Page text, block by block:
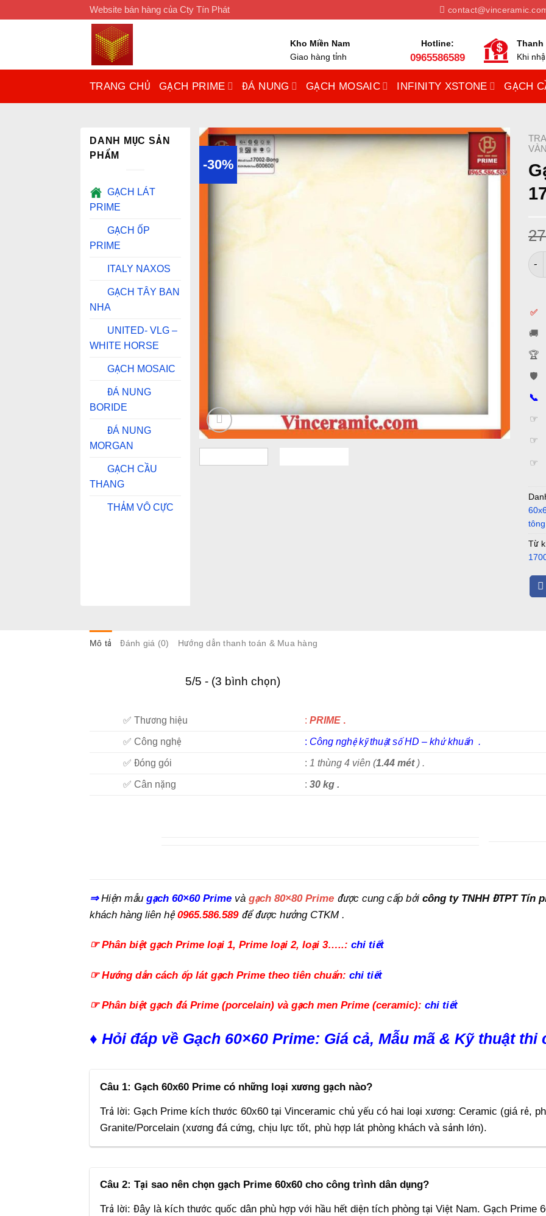
Website bán hàng của Cty Tín Phát
Kho Miền Nam
Giao hàng tỉnh
Hotline:
0965586589
Thanh
Khi
TRANG CHỦ GẠCH PRIME ĐÁ NUNG GẠCH MOSAIC INFINITY XSTONE GẠCH
DANH MỤC SẢN
PHẨM
GẠCH LÁT
PRIME
GẠCH ỐP
PRIME
ITALY NAXOS
GẠCH TÂY BAN
NHA
UNITED- VLG –
WHITE HORSE
GẠCH MOSAIC
ĐÁ NUNG
BORIDE
ĐÁ NUNG
MORGAN
GẠCH CẦU
THANG
THẢM VÔ CỰC
-30%
✅
🚚
🏆
🛡️
📞
☞
☞
☞
Từ
Mô tả Đánh giá (0) Hướng dẫn thanh toán & Mua hàng
5/5 - (3 bình chọn)
✅ Thương hiệu : PRIME.
✅ Công nghệ : Công nghệ kỹ thuật số HD – khử khuẩn .
✅ Đóng gói : 1 thùng 4 viên (1.44 mét) .
✅ Cân nặng : 30 kg .
⇒Hiện mẫu gạch 60×60 Prime và gạch 80×80 Prime được cung cấp bởi công ty TNHH ĐTPT Tín
khách hàng liên hệ 0965.586.589để được hưởng CTKM .
☞ Phân biệt gạch Prime loại 1, Prime loại 2, loại 3…..: chi tiết
☞ Hướng dẫn cách ốp lát gạch Prime theo tiên chuẩn: chi tiết
☞ Phân biệt gạch đá Prime (porcelain) và gạch men Prime (ceramic): chi tiết
♦ Hỏi đáp về Gạch 60×60 Prime: Giá cả, Mẫu mã & Kỹ thuật thi
Câu 1: Gạch 60x60 Prime có những loại xương gạch nào?
Trả lời: Gạch Prime kích thước 60x60 tại Vinceramic chủ yếu có hai loại xương: Ceramic (giá rẻ,
Granite/Porcelain (xương đá cứng, chịu lực tốt, phù hợp lát phòng khách và sảnh lớn).
Câu 2: Tại sao nên chọn gạch Prime 60x60 cho công trình dân dụng?
Trả lời: Đây là kích thước quốc dân phù hợp với hầu hết diện tích phòng tại Việt Nam. Gạch Prime